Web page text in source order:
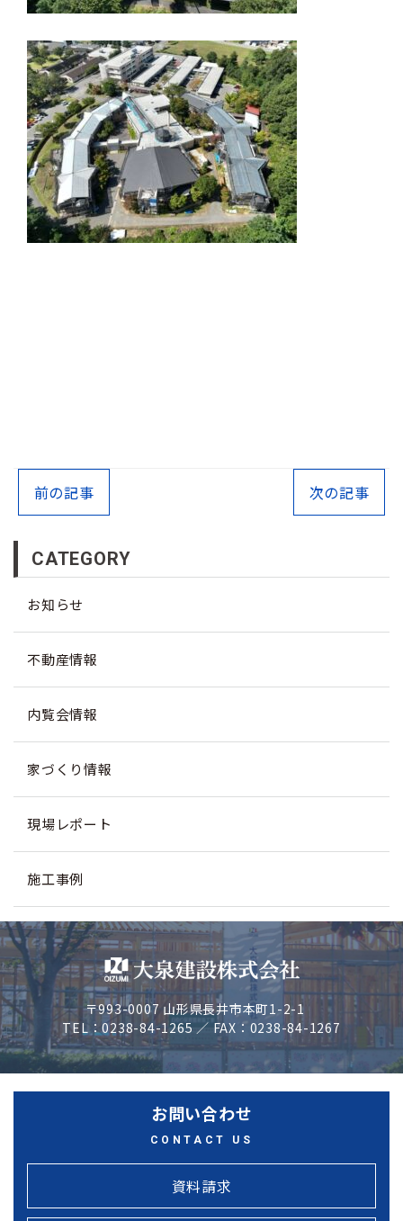
前の記事 次の記事
CATEGORY
お知らせ
不動産情報
内覧会情報
家づくり情報
現場レポート
施工事例
〒993-0007 山形県長井市本町1-2-1
TEL：0238-84-1265 ／ FAX：0238-84-1267
お問い合わせ
CONTACT US
資料請求